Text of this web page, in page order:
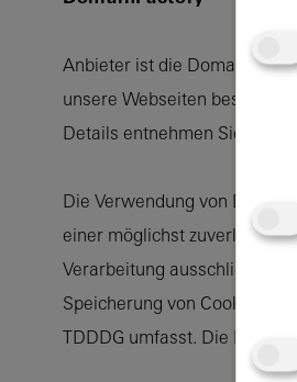
Anbieter ist die
unsere Webseiten
Details entnehmen Sie der
Die Verwendung von
einer möglichst
Verarbeitung ausschließlich
Speicherung von Cookies
TDDDG umfasst. Die